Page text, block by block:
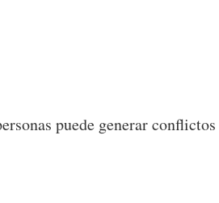
puede generar